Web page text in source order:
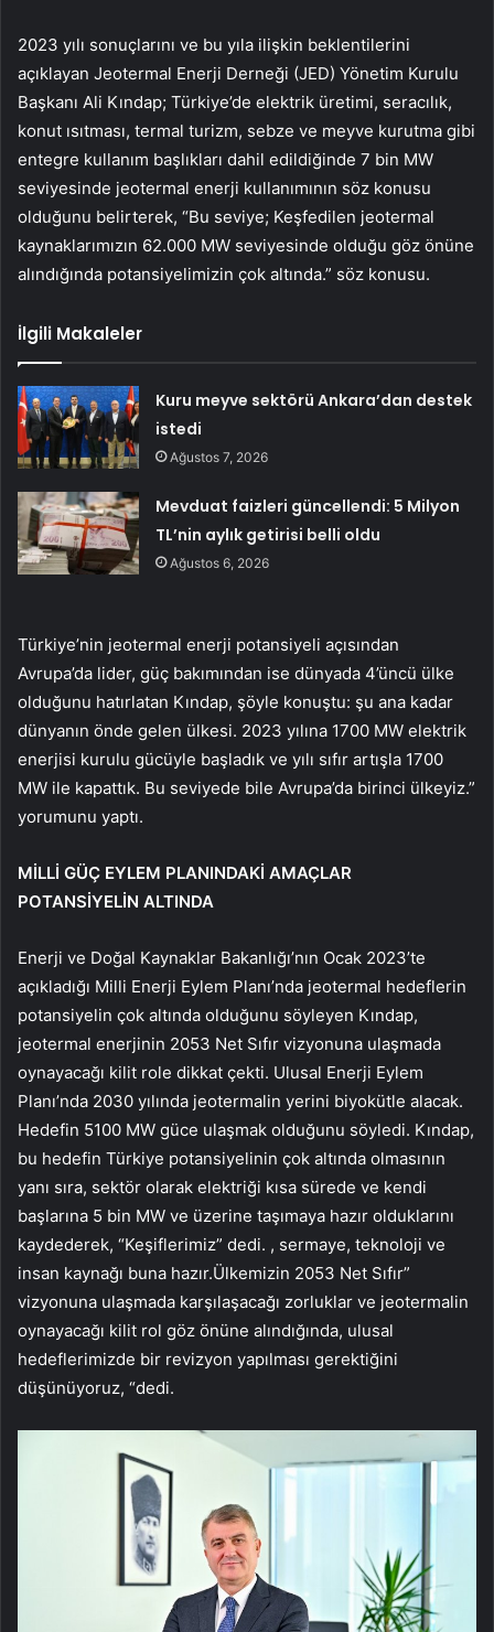
2023 yılı sonuçlarını ve bu yıla ilişkin beklentilerini
açıklayan Jeotermal Enerji Derneği (JED) Yönetim Kurulu
Başkanı Ali Kındap; Türkiye’de elektrik üretimi, seracılık,
konut ısıtması, termal turizm, sebze ve meyve kurutma gibi
entegre kullanım başlıkları dahil edildiğinde 7 bin MW
seviyesinde jeotermal enerji kullanımının söz konusu
olduğunu belirterek, “Bu seviye; Keşfedilen jeotermal
kaynaklarımızın 62.000 MW seviyesinde olduğu göz önüne
alındığında potansiyelimizin çok altında.” söz konusu.
İlgili Makaleler
Kuru meyve sektörü Ankara’dan destek
istedi
Ağustos 7, 2026
Mevduat faizleri güncellendi: 5 Milyon
TL’nin aylık getirisi belli oldu
Ağustos 6, 2026
Türkiye’nin jeotermal enerji potansiyeli açısından
Avrupa’da lider, güç bakımından ise dünyada 4’üncü ülke
olduğunu hatırlatan Kındap, şöyle konuştu: şu ana kadar
dünyanın önde gelen ülkesi. 2023 yılına 1700 MW elektrik
enerjisi kurulu gücüyle başladık ve yılı sıfır artışla 1700
MW ile kapattık. Bu seviyede bile Avrupa’da birinci ülkeyiz.”
yorumunu yaptı.
MİLLİ GÜÇ EYLEM PLANINDAKİ AMAÇLAR
POTANSİYELİN ALTINDA
Enerji ve Doğal Kaynaklar Bakanlığı’nın Ocak 2023’te
açıkladığı Milli Enerji Eylem Planı’nda jeotermal hedeflerin
potansiyelin çok altında olduğunu söyleyen Kındap,
jeotermal enerjinin 2053 Net Sıfır vizyonuna ulaşmada
oynayacağı kilit role dikkat çekti. Ulusal Enerji Eylem
Planı’nda 2030 yılında jeotermalin yerini biyokütle alacak.
Hedefin 5100 MW güce ulaşmak olduğunu söyledi. Kındap,
bu hedefin Türkiye potansiyelinin çok altında olmasının
yanı sıra, sektör olarak elektriği kısa sürede ve kendi
başlarına 5 bin MW ve üzerine taşımaya hazır olduklarını
kaydederek, “Keşiflerimiz” dedi. , sermaye, teknoloji ve
insan kaynağı buna hazır.Ülkemizin 2053 Net Sıfır”
vizyonuna ulaşmada karşılaşacağı zorluklar ve jeotermalin
oynayacağı kilit rol göz önüne alındığında, ulusal
hedeflerimizde bir revizyon yapılması gerektiğini
düşünüyoruz, “dedi.